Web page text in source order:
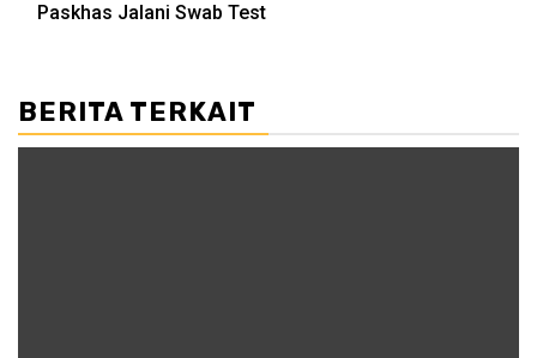
Paskhas Jalani Swab Test
BERITA TERKAIT